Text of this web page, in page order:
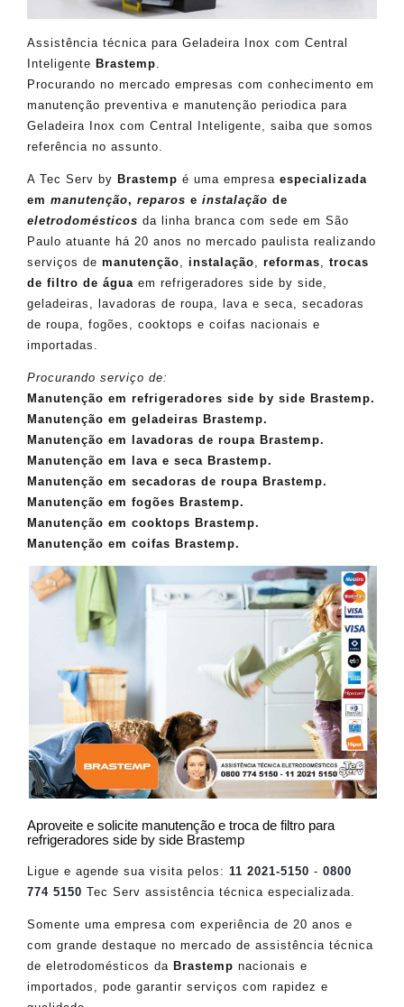
Assistência técnica para Geladeira Inox com Central
Inteligente Brastemp
Procurando no mercado empresas com conhecimento em
manutenção preventiva e manutenção periodica para
Geladeira Inox com Central Inteligente, saiba que somos
referência no assunto.
A Tec Serv by Brastemp é uma empresa especializada
em manutenção, reparos e instalação de
eletrodomésticos da linha branca com sede em São
Paulo atuante há 20 anos no mercado paulista realizando
serviços de manutenção instalação reformas
trocas
de filtro de água em refrigeradores side by side,
geladeiras, lavadoras de roupa, lava e seca, secadoras
de roupa, fogões, cooktops e coifas nacionais e
importadas.
Procurando serviço de:
Manutenção em refrigeradores side by side Brastemp.
Manutenção em geladeiras Brastemp.
Manutenção em lavadoras de roupa Brastemp.
Manutenção em lava e seca Brastemp.
Manutenção em secadoras de roupa Brastemp.
Manutenção em fogões Brastemp.
Manutenção em cooktops Brastemp.
Manutenção em coifas Brastemp.
Aproveite e solicite manutenção e troca de filtro para
refrigeradores side by side Brastemp
Ligue e agende sua visita pelos: 11 2021-5150 - 0800
774 5150 Tec Serv assistência técnica especializada.
Somente uma empresa com experiência de 20 anos e
com grande destaque no mercado de assistência técnica
de eletrodomésticos da Brastemp nacionais e
importados, pode garantir serviços com rapidez e